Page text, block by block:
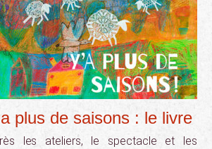
plus de saisons : le livre
les ateliers, le spectacle et les